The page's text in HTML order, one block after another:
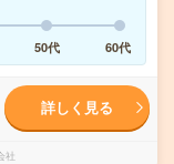
50代 60代
詳しく見る
社